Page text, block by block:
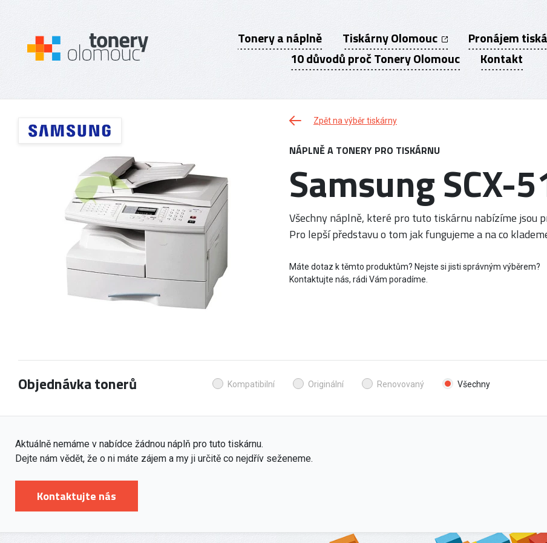
Tonery a náplně Tiskárny Olomouc
Pronájem
10 důvodů proč Tonery Olomouc
Kontakt
Zpět na výběr tiskárny
NÁPLNĚ A TONERY PRO TISKÁRNU
Samsung SCX-
Všechny náplně, které pro tuto tiskárnu nabízíme jsou
Pro lepší představu o tom jak fungujeme a na co
Máte dotaz k těmto produktům? Nejste si jisti správným výběrem?
Kontaktujte nás, rádi Vám poradíme.
Objednávka tonerů Kompatibilní Originální Renovovaný Všechny
Aktuálně nemáme v nabídce žádnou náplň pro tuto tiskárnu.
Dejte nám vědět, že o ni máte zájem a my ji určitě co nejdřív seženeme.
Kontaktujte nás